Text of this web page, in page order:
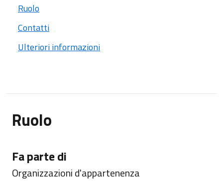
Ruolo
Contatti
Ulteriori informazioni
Ruolo
Fa parte di
Organizzazioni d'appartenenza